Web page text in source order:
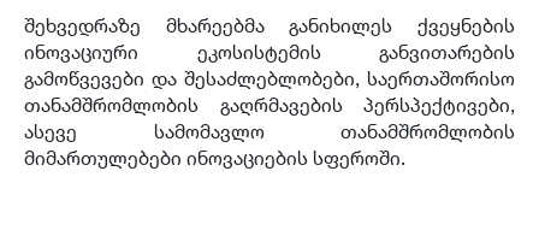
შეხვედრაზე მხარეებმა განიხილეს ქვეყნების
ინოვაციური ეკოსისტემის განვითარების
გამოწვევები და შესაძლებლობები, საერთაშორისო
თანამშრომლობის გაღრმავების პერსპექტივები,
ასევე სამომავლო თანამშრომლობის
მიმართულებები ინოვაციების სფეროში.